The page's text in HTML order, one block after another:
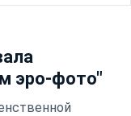
эро-фото"